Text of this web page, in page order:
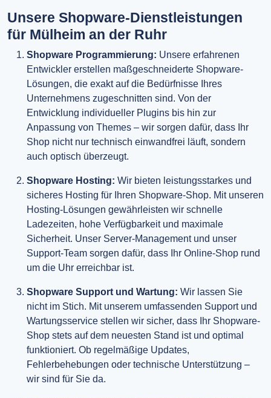
Unsere Shopware-Dienstleistungen
für Mülheim an der Ruhr
Shopware Programmierung: Unsere erfahrenen
Entwickler erstellen maßgeschneiderte Shopware-
Lösungen, die exakt auf die Bedürfnisse Ihres
Unternehmens zugeschnitten sind. Von der
Entwicklung individueller Plugins bis hin zur
Anpassung von Themes – wir sorgen dafür, dass Ihr
Shop nicht nur technisch einwandfrei läuft, sondern
auch optisch überzeugt.
Shopware Hosting: Wir bieten leistungsstarkes und
sicheres Hosting für Ihren Shopware-Shop. Mit unseren
Hosting-Lösungen gewährleisten wir schnelle
Ladezeiten, hohe Verfügbarkeit und maximale
Sicherheit. Unser Server-Management und unser
Support-Team sorgen dafür, dass Ihr Online-Shop rund
um die Uhr erreichbar ist.
Shopware Support und Wartung: Wir lassen Sie
nicht im Stich. Mit unserem umfassenden Support und
Wartungsservice stellen wir sicher, dass Ihr Shopware-
Shop stets auf dem neuesten Stand ist und optimal
funktioniert. Ob regelmäßige Updates,
Fehlerbehebungen oder technische Unterstützung –
wir sind für Sie da.